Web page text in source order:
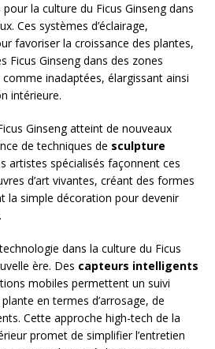
la culture du Ficus Ginseng dans
Ces systèmes d’éclairage,
favoriser la croissance des plantes,
Ficus Ginseng dans des zones
inadaptées, élargissant ainsi
intérieure.
Ginseng atteint de nouveaux
de techniques de sculpture
artistes spécialisés façonnent ces
d’art vivantes, créant des formes
la simple décoration pour devenir
dans la culture du Ficus
ère. Des capteurs intelligents
mobiles permettent un suivi
en termes d’arrosage, de
Cette approche high-tech de la
promet de simplifier l’entretien